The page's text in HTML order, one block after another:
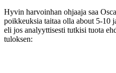
Hyvin harvoinhan ohjaaja saa
poikkeuksia taitaa olla about 5-10
eli jos analyyttisesti tutkisi tuota
tuloksen: